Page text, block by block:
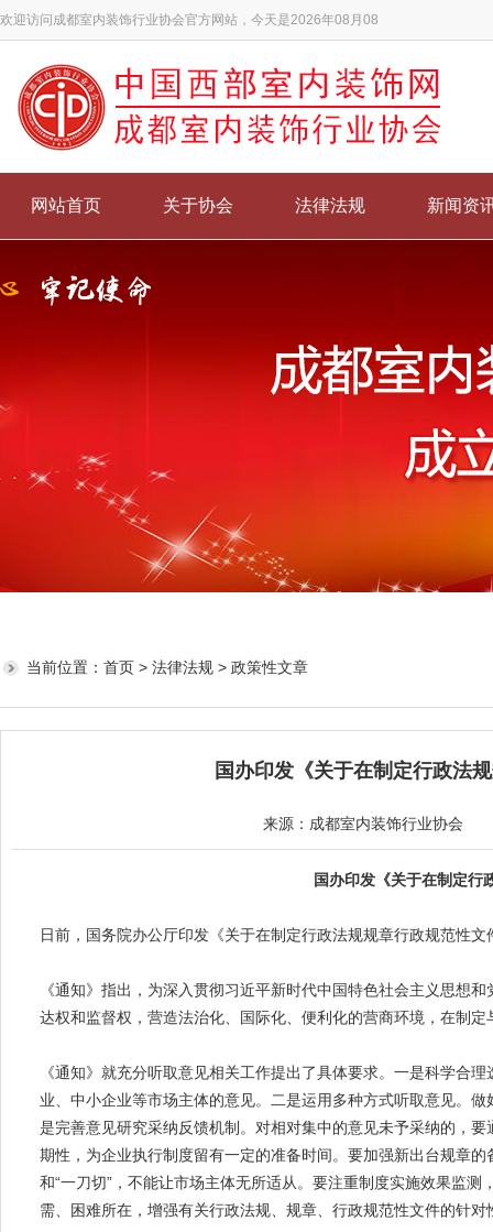
欢迎访问成都室内装饰行业协会官方网站，今天是2026年08月08
网站首页 关于协会 法律法规 新闻资
当前位置： 首页 > 法律法规 > 政策性文章
国办印发《关于在制定行政法
来源：成都室内装饰行业协会
国办印发《关于在制定行
日前，国务院办公厅印发《关于在制定行政法规规章行政规范性
《通知》指出，为深入贯彻习近平新时代中国特色社会主义思想
达权和监督权，营造法治化、国际化、便利化的营商环境，在制
《通知》就充分听取意见相关工作提出了具体要求。一是科学合
业、中小企业等市场主体的意见。二是运用多种方式听取意见。
是完善意见研究采纳反馈机制。对相对集中的意见未予采纳的，
期性，为企业执行制度留有一定的准备时间。要加强新出台规章
和“一刀切”，不能让市场主体无所适从。要注重制度实施效果监
需、困难所在，增强有关行政法规、规章、行政规范性文件的针